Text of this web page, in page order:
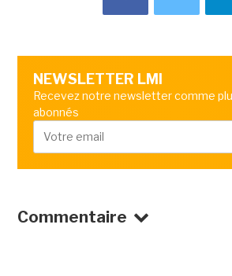
NEWSLETTER LMI
Recevez notre newsletter comme
abonnés
Commentaire